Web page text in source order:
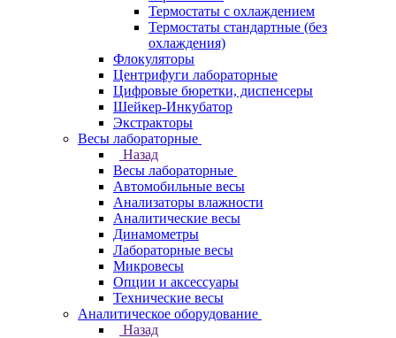
Термостаты с охлаждением
Термостаты стандартные (без
охлаждения)
Флокуляторы
Центрифуги лабораторные
Цифровые бюретки, диспенсеры
Шейкер-Инкубатор
Экстракторы
Весы лабораторные
Назад
Весы лабораторные
Автомобильные весы
Анализаторы влажности
Аналитические весы
Динамометры
Лабораторные весы
Микровесы
Опции и аксессуары
Технические весы
Аналитическое оборудование
Назад